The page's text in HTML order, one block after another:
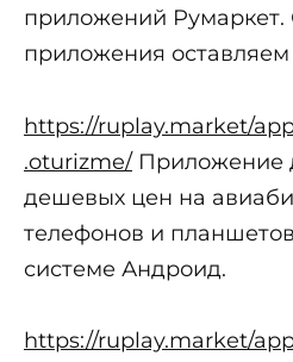
приложений Румаркет.
приложения
https://ruplay.market/
.oturizme/ Приложение
дешевых цен на
телефонов и
системе Андроид.
https://ruplay.market/